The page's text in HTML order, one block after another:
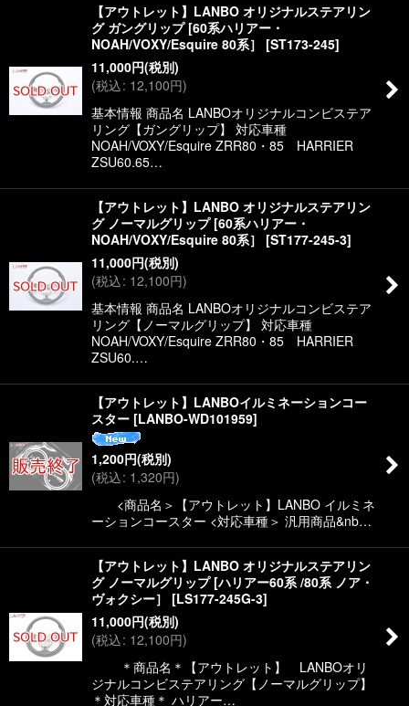
【アウトレット】LANBO オリジナルステアリン
グ ガングリップ [60系ハリアー・
NOAH/VOXY/Esquire 80系］
[ST173-245]
11,000円(税別)
(税込: 12,100円)
基本情報 商品名 LANBOオリジナルコンビステア
リング【ガングリップ】 対応車種
NOAH/VOXY/Esquire ZRR80・85 HARRIER
ZSU60.65…
【アウトレット】LANBO オリジナルステアリン
グ ノーマルグリップ [60系ハリアー・
NOAH/VOXY/Esquire 80系］
[ST177-245-3]
11,000円(税別)
(税込: 12,100円)
基本情報 商品名 LANBOオリジナルコンビステア
リング【ノーマルグリップ】 対応車種
NOAH/VOXY/Esquire ZRR80・85 HARRIER
ZSU60.…
【アウトレット】LANBOイルミネーションコー
スター [LANBO-WD101959]
1,200円(税別)
(税込: 1,320円)
<商品名＞【アウトレット】LANBO イルミネ
ーションコースター <対応車種＞ 汎用商品&nb…
【アウトレット】LANBO オリジナルステアリン
グ ノーマルグリップ [ハリアー60系 /80系 ノア・
ヴォクシー］
[LS177-245G-3]
11,000円(税別)
(税込: 12,100円)
＊商品名＊【アウトレット】 LANBOオリ
ジナルコンビステアリング【ノーマルグリップ】
＊対応車種＊ ハリアー…